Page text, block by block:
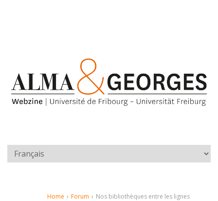
Home › Forum › Nos bibliothèques entre les lignes